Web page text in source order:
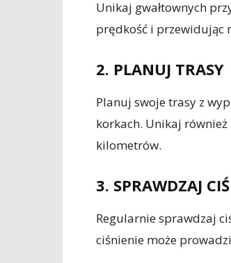
Unikaj gwałtownych
prędkość i przewidując
2. PLANUJ TRASY
Planuj swoje trasy z
korkach. Unikaj
kilometrów.
3. SPRAWDZAJ
Regularnie sprawdzaj
ciśnienie może